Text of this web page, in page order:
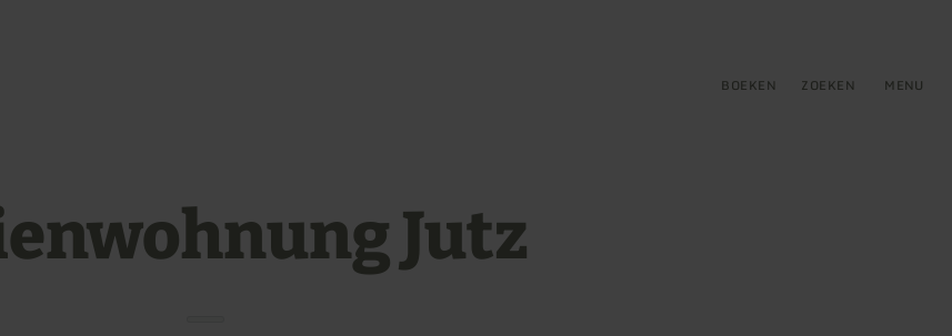
BOEKEN ZOEKEN MENU
Jutz